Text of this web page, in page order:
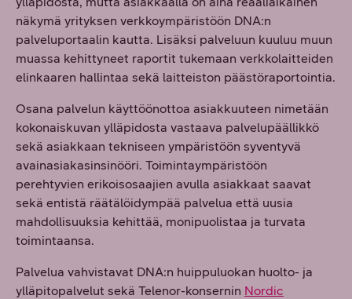
näkymä yrityksen verkkoympäristöön DNA:n
palveluportaalin kautta. Lisäksi palveluun kuuluu muun
muassa kehittyneet raportit tukemaan verkkolaitteiden
elinkaaren hallintaa sekä laitteiston päästöraportointia.
Osana palvelun käyttöönottoa asiakkuuteen nimetään
kokonaiskuvan ylläpidosta vastaava palvelupäällikkö
sekä asiakkaan tekniseen ympäristöön syventyvä
avainasiakasinsinööri. Toimintaympäristöön
perehtyvien erikoisosaajien avulla asiakkaat saavat
sekä entistä räätälöidympää palvelua että uusia
mahdollisuuksia kehittää, monipuolistaa ja turvata
toimintaansa.
Palvelua vahvistavat DNA:n huippuluokan huolto- ja
ylläpitopalvelut sekä Telenor-konsernin Nordic